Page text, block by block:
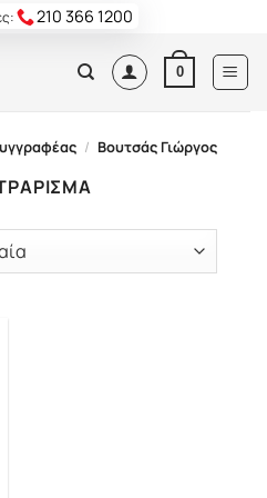
210 366 1200
0
/ Βουτσάς Γιώργος